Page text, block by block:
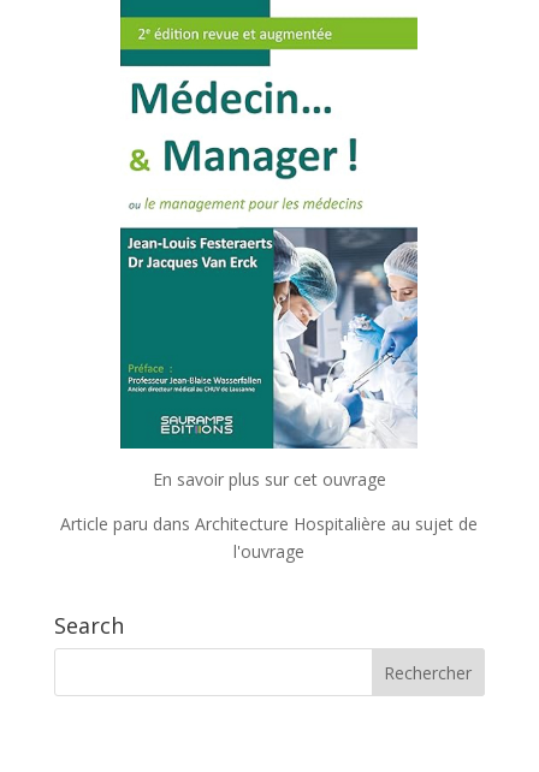
En savoir plus sur cet ouvrage
Article paru dans Architecture Hospitalière au sujet de
l'ouvrage
Search